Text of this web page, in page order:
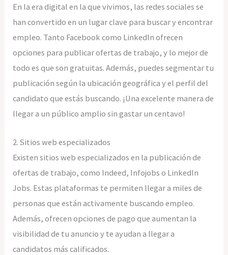
En la era digital en la que vivimos, las redes sociales se
han convertido en un lugar clave para buscar y encontrar
empleo. Tanto Facebook como LinkedIn ofrecen
opciones para publicar ofertas de trabajo, y lo mejor de
todo es que son gratuitas. Además, puedes segmentar tu
publicación según la ubicación geográfica y el perfil del
candidato que estás buscando. ¡Una excelente manera de
llegar a un público amplio sin gastar un centavo!
2. Sitios web especializados
Existen sitios web especializados en la publicación de
ofertas de trabajo, como Indeed, Infojobs o LinkedIn
Jobs. Estas plataformas te permiten llegar a miles de
personas que están activamente buscando empleo.
Además, ofrecen opciones de pago que aumentan la
visibilidad de tu anuncio y te ayudan a llegar a
candidatos más calificados.